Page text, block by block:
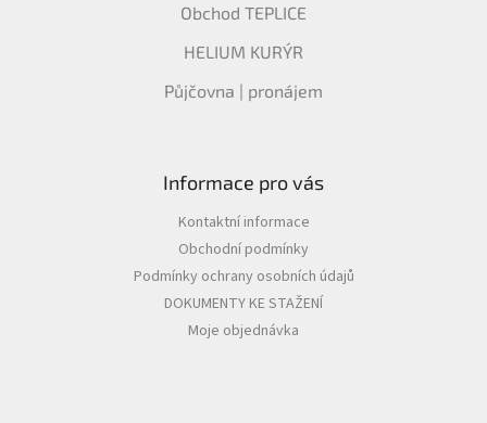
Obchod TEPLICE
HELIUM KURÝR
Půjčovna | pronájem
Informace pro vás
Kontaktní informace
Obchodní podmínky
Podmínky ochrany osobních údajů
DOKUMENTY KE STAŽENÍ
Moje objednávka